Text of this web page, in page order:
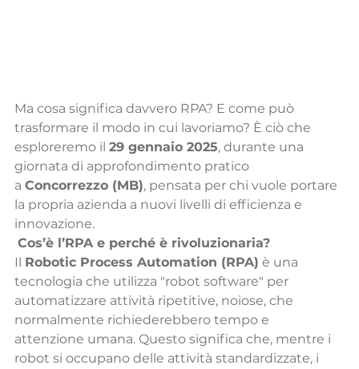
Ma cosa significa davvero RPA? E come può
trasformare il modo in cui lavoriamo? È ciò che
esploreremo il 29 gennaio 2025, durante una
giornata di approfondimento pratico
a Concorrezzo (MB), pensata per chi vuole portare
la propria azienda a nuovi livelli di efficienza e
innovazione.
Cos’è l’RPA e perché è rivoluzionaria?
Il Robotic Process Automation (RPA) è una
tecnologia che utilizza "robot software" per
automatizzare attività ripetitive, noiose, che
normalmente richiederebbero tempo e
attenzione umana. Questo significa che, mentre i
robot si occupano delle attività standardizzate, i